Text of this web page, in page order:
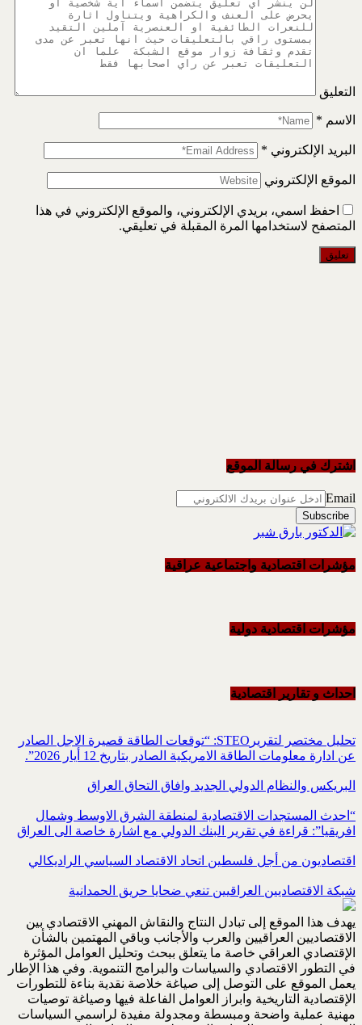
التعليق
الاسم *
البريد الإلكتروني *
الموقع الإلكتروني
احفظ اسمي، بريدي الإلكتروني، والموقع الإلكتروني في هذا
المتصفح لاستخدامها المرة المقبلة في تعليقي.
اشترك في رسالة الموقع
Email
مؤشرات اقتصادية واجتماعية عراقية
مؤشرات اقتصادية دولية
احداث و تقاریر اقتصادیة
تحليل مختصر لتقريرSTEO‏: “توقعات الطاقة قصيرة الاجل الصادر
عن ادارة معلومات الطاقة الامريكية ‏الصادر بتاريخ 12 أيار 2026”.‏
البريكس والنظام الدولي الجديد وافاق التحاق العراق
“احدث المستجدات الاقتصادية لمنطقة الشرق الاوسط وشمال
افريقيا”: قراءة في تقرير البنك الدولي مع اشارة خاصة الى العراق
اقتصاديون من أجل فلسطين اتحاد الاقتصاد السياسي الراديكالي
شبكة الاقتصاديين العراقيين تنعي ضحايا حريق الحمدانية
يهدف هذا الموقع إلى تبادل النتاج والنقاش المهني الاقتصادي بين
الاقتصاديين العراقيين والعرب والأجانب وباقي المهتمين بالشأن
الإقتصادي العراقي خاصة ما يتعلق ببحث وتحليل العوامل المؤثرة
في التطور الاقتصادي والسياسات والبرامج التنموية. وفي هذا الإطار
يعمل الموقع على التوصل إلى صياغة خلاصة نقدية بناءة للتطورات
الإقتصادية التاريخية وابراز العوامل الفاعلة فيها وصياغة توصيات
مهنية عملية واضحة ومبسطة ومجدولة مفيدة لراسمي السياسات